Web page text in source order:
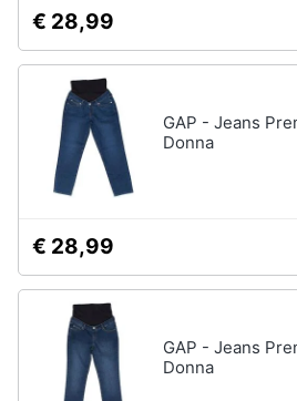
€ 28,99
GAP - Jeans
Donna
€ 28,99
GAP - Jeans
Donna